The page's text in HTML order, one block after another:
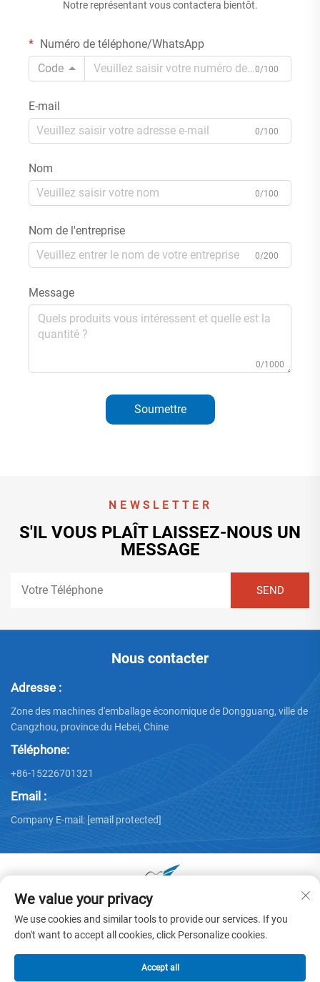
Notre représentant vous contactera bientôt.
Numéro de téléphone/WhatsApp
Code
0/100
E-mail
0/100
Nom
0/100
Nom de l'entreprise
0/200
Message
0/1000
Soumettre
NEWSLETTER
S'IL VOUS PLAÎT LAISSEZ-NOUS UN
MESSAGE
Nous contacter
Adresse :
Zone des machines d'emballage économique de Dongguang, ville de
Cangzhou, province du Hebei, Chine
Téléphone:
+86-15226701321
Email :
Company E-mail: [email protected]
Droits d'auteur © 2025 par Dongguang Huayu Carton
Machinery Co., Ltd. -Politique de confidentialité
We value your privacy
We use cookies and similar tools to provide our services. If you
don't want to accept all cookies, click Personalize cookies.
Accept all